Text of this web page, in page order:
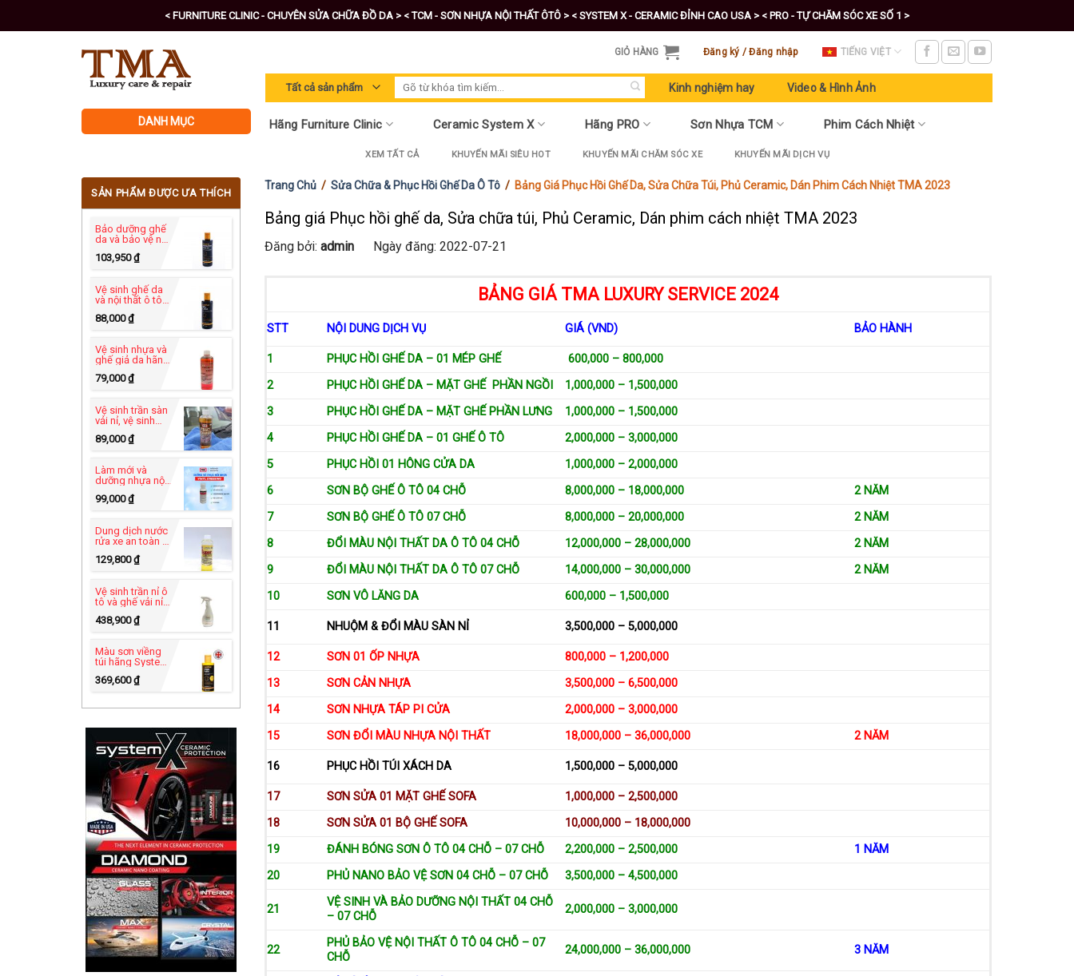
to
< FURNITURE CLINIC - CHUYÊN SỬA CHỮA ĐỒ DA > < TCM - SƠN NHỰA NỘI THẤT ÔTÔ > < SYSTEM X - CERAMIC ĐỈNH CAO USA > < PRO - TỰ CHĂM SÓC XE SỐ 1 >
GIỎ HÀNG Đăng ký / Đăng nhập TIẾNG VIỆT
Tìm
kiếm:
Kinh nghiệm hay Video & Hình Ảnh
DANH MỤC Hãng Furniture Clinic Ceramic System X Hãng PRO Sơn Nhựa TCM Phim Cách Nhiệt
XEM TẤT CẢ KHUYẾN MÃI SIÊU HOT KHUYẾN MÃI CHĂM SÓC XE KHUYẾN MÃI DỊCH VỤ
SẢN PHẨM ĐƯỢC ƯA THÍCH
Bảo dưỡng ghế
da và bảo vệ nội
thất ô tô -
Leather
Protection
103,950₫
Vệ sinh ghế da
và nội thất ô tô
Clinic - Leather
Ultra Clean
88,000₫
Vệ sinh nhựa và
ghế giả da hãng
PRO USA -
Heavy Duty C-49
79,000₫
Vệ sinh trần sàn
vải nỉ, vệ sinh
Xtract Power™ C-
83
89,000₫
Làm mới và
dưỡng nhựa nội
thất - Vinyl
Dressing UB-82
99,000₫
Dung dịch nước
rửa xe an toàn -
C-60 tự rửa xe tại
nhà
129,800₫
Vệ sinh trần nỉ ô
tô và ghế vải nỉ
Clinic - Carpet
Cleaner 500ml
438,900₫
Màu sơn viềng
túi hãng System
X - Leather Edge
Paint 125ml
369,600₫
Trang Chủ /Sửa Chữa & Phục Hồi Ghế Da Ô Tô / Bảng Giá Phục Hồi Ghế Da, Sửa Chữa Túi, Phủ Ceramic, Dán Phim Cách Nhiệt TMA 2023
Bảng giá Phục hồi ghế da, Sửa chữa túi, Phủ Ceramic, Dán phim cách nhiệt TMA 2023
Đăng bởi:admin Ngày đăng: 2022-07-21
BẢNG GIÁ TMA LUXURY SERVICE 2024
STT NỘI DUNG DỊCH VỤ GIÁ (VND) BẢO HÀNH
1 PHỤC HỒI GHẾ DA – 01 MÉP GHẾ
600,000 – 800,000
2
PHỤC HỒI GHẾ DA – MẶT GHẾ PHẦN NGỒI
1,000,000 – 1,500,000
3
PHỤC HỒI GHẾ DA – MẶT GHẾ PHẦN LƯNG
1,000,000 – 1,500,000
4
PHỤC HỒI GHẾ DA – 01 GHẾ Ô TÔ
2,000,000 – 3,000,000
5
PHỤC HỒI 01 HÔNG CỬA DA
1,000,000 – 2,000,000
6
SƠN BỘ GHẾ Ô TÔ 04 CHỖ 8,000,000 – 18,000,000
2 NĂM
7
SƠN BỘ GHẾ Ô TÔ 07 CHỖ 8,000,000 – 20,000,000
2 NĂM
8
ĐỔI MÀU NỘI THẤT DA Ô TÔ 04 CHỖ 12,000,000 – 28,000,000
2 NĂM
9
ĐỔI MÀU NỘI THẤT DA Ô TÔ 07 CHỖ 14,000,000 – 30,000,000
2 NĂM
10
SƠN VÔ LĂNG DA 600,000 – 1,500,000
11 NHUỘM & ĐỔI MÀU SÀN NỈ 3,500,000 – 5,000,000
12 SƠN 01 ỐP NHỰA
800,000 – 1,200,000
13
SƠN CẢN NHỰA
3,500,000 – 6,500,000
14
SƠN NHỰA TÁP PI CỬA
2,000,000 – 3,000,000
15
SƠN ĐỔI MÀU NHỰA NỘI THẤT 18,000,000 – 36,000,000 2 NĂM
16 PHỤC HỒI TÚI XÁCH DA 1,500,000 – 5,000,000
17 SƠN SỬA 01 MẶT GHẾ SOFA
1,000,000 – 2,500,000
18
SƠN SỬA 01 BỘ GHẾ SOFA
10,000,000 – 18,000,000
19
ĐÁNH BÓNG SƠN Ô TÔ 04 CHỖ – 07 CHỖ 2,200,000 – 2,500,000
1 NĂM
20
PHỦ NANO BẢO VỆ SƠN 04 CHỖ – 07 CHỖ 3,500,000 – 4,500,000
21
VỆ SINH VÀ BẢO DƯỠNG NỘI THẤT 04 CHỖ
– 07 CHỖ
2,000,000 – 3,000,000
22
PHỦ BẢO VỆ NỘI THẤT Ô TÔ 04 CHỖ – 07
CHỖ
24,000,000 – 36,000,000 3 NĂM